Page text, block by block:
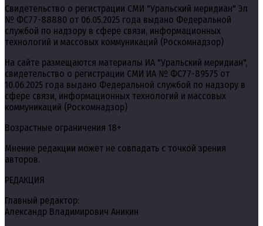
Свидетельство о регистрации СМИ "Уральский меридиан" Эл
№ ФС77-88880 от 06.05.2025 года выдано Федеральной
службой по надзору в сфере связи, информационных
технологий и массовых коммуникаций (Роскомнадзор)
На сайте размещаются материалы ИА "Уральский меридиан",
свидетельство о регистрации СМИ ИА № ФС77-89575 от
10.06.2025 года выдано Федеральной службой по надзору в
сфере связи, информационных технологий и массовых
коммуникаций (Роскомнадзор)
Возрастные ограничения 18+
Мнение редакции может не совпадать с точкой зрения
авторов.
РЕДАКЦИЯ
Главный редактор:
Александр Владимирович Аникин